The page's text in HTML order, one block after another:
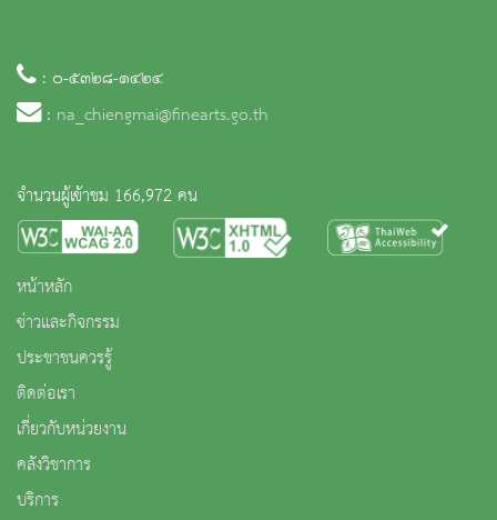
: ๐-๕๓๒๘-๑๔๒๔
: na_chiengmai@finearts.go.th
จำนวนผู้เข้าชม 166,972 คน
หน้าหลัก
ข่าวและกิจกรรม
ประชาชนควรรู้
ติดต่อเรา
เกี่ยวกับหน่วยงาน
คลังวิชาการ
บริการ